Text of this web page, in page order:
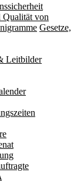
Qualität von
Gesetze,
Leitbilder